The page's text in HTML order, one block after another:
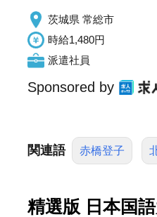
茨城県 常総市
時給1,480円
派遣社員
Sponsored by
関連語 赤橋登子
精選版 日本国